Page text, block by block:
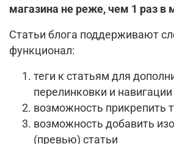
магазина не реже, чем 1 раз в
Статьи блога поддерживают
функционал:
теги к статьям для
перелинковки и навигации
возможность прикрепить
возможность добавить
(превью) статьи